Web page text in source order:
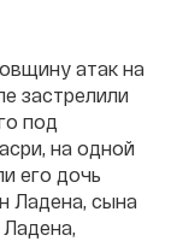
атак на
застрелили
под
на одной
его дочь
Ладена, сына